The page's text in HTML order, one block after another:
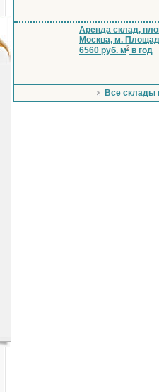
Аренда склад,
Москва, м.
6560 руб. м2 в год
Все